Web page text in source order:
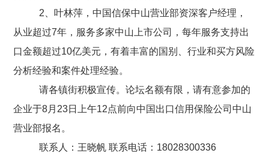
2、 叶林萍，中国信保中山营业部资深客户经理，
从业超过7年，服务多家中山上市公司，每年服务支持出
口金额超过10亿美元，有着丰富的国别、行业和买方风险
分析经验和案件处理经验。
请各镇街积极宣传。论坛名额有限，请有意参加的
企业于8月23日上午12点前向中国出口信用保险公司中山
营业部报名。
联系人：王晓帆 联系电话： 18028300336